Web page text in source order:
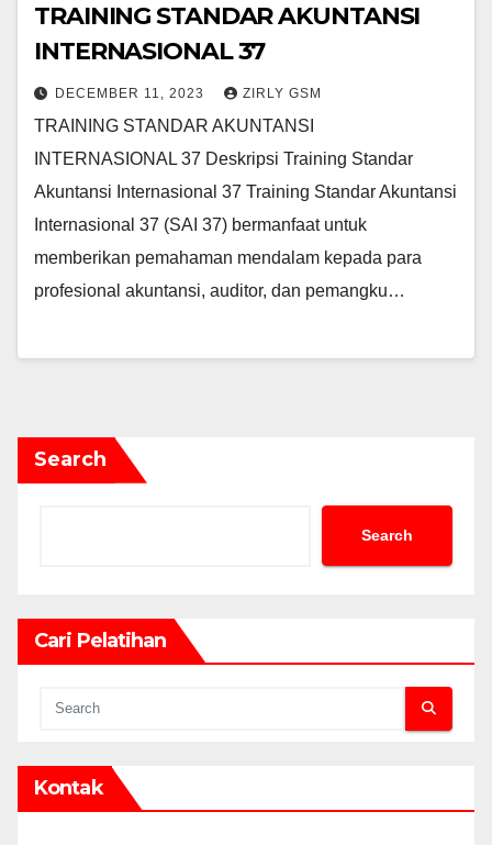
TRAINING STANDAR AKUNTANSI
INTERNASIONAL 37
DECEMBER 11, 2023 ZIRLY GSM
TRAINING STANDAR AKUNTANSI
INTERNASIONAL 37 Deskripsi Training Standar
Akuntansi Internasional 37 Training Standar Akuntansi
Internasional 37 (SAI 37) bermanfaat untuk
memberikan pemahaman mendalam kepada para
profesional akuntansi, auditor, dan pemangku…
Search
Search
Cari Pelatihan
Kontak